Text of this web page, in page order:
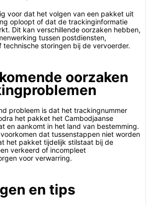
voor dat het volgen van een pakket uit
oploopt of dat de trackinginformatie
Dit kan verschillende oorzaken hebben,
tussen postdiensten,
technische storingen bij de vervoerder.
oorzaken
probleem is dat het trackingnummer
het pakket het Cambodjaanse
en aankomt in het land van bestemming.
dat tussenstappen niet worden
het pakket tijdelijk stilstaat bij de
verkeerd of incompleet
voor verwarring.
en tips